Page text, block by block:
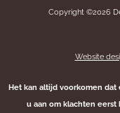
Copyright ©2026
Website
Het kan altijd voorkomen dat
u aan om klachten eerst